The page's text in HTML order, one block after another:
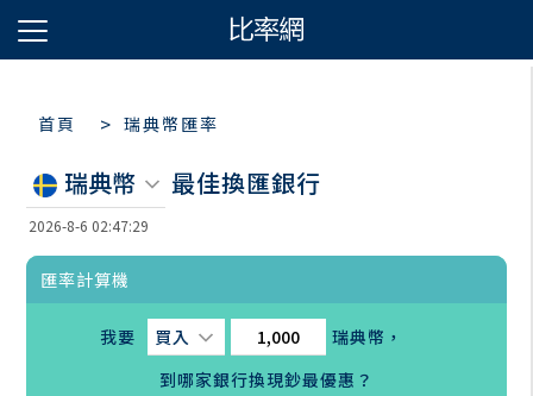
首頁 > 瑞典幣匯率
瑞典幣 最佳換匯銀行
2026-8-6 02:47:29
匯率計算機
我要 買入 瑞典幣 ，
到哪家銀行換現鈔最優惠？